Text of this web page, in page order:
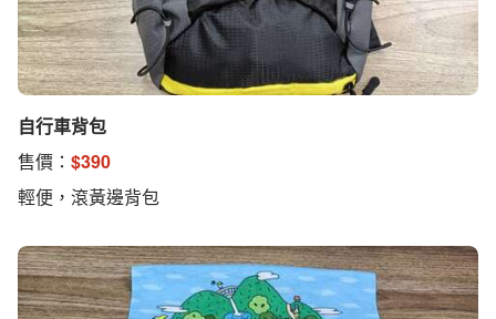
自行車背包
售價： $390
輕便，滾黃邊背包